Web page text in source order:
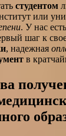
студентом
или
. У нас
шаг к
, надежная
в